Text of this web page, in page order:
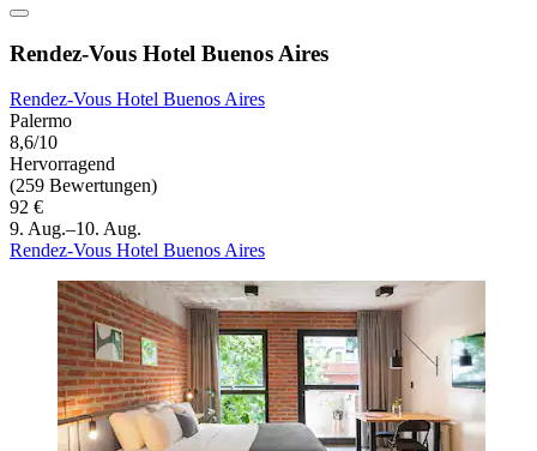
Rendez-Vous Hotel Buenos Aires
Rendez-Vous Hotel Buenos Aires
Palermo
8,6/10
Hervorragend
(259 Bewertungen)
92 €
9. Aug.–10. Aug.
Rendez-Vous Hotel Buenos Aires